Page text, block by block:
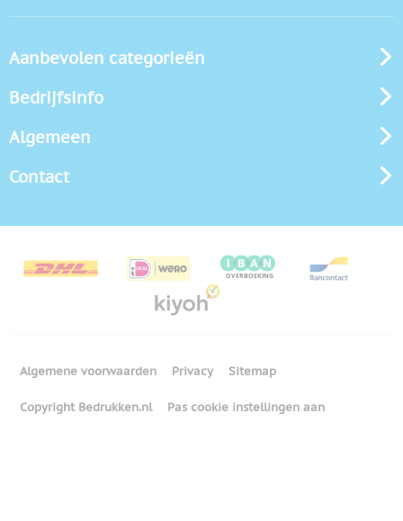
Aanbevolen categorieën
Bedrijfsinfo
Algemeen
Contact
Algemene voorwaarden Privacy Sitemap
Copyright Bedrukken.nl Pas cookie instellingen aan